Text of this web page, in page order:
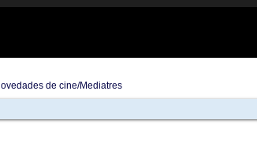
de cine/Mediatres